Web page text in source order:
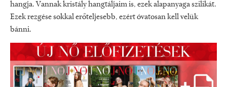
hangja. Vannak kristály hangtáljaim is, ezek alapanyaga szilikát.
Ezek rezgése sokkal erőteljesebb, ezért óvatosan kell velük
bánni.